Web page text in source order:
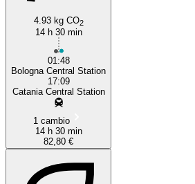
4.93 kg CO2
14 h 30 min
01:48
Bologna Central Station
17:09
Catania Central Station
1 cambio
14 h 30 min
82,80 €